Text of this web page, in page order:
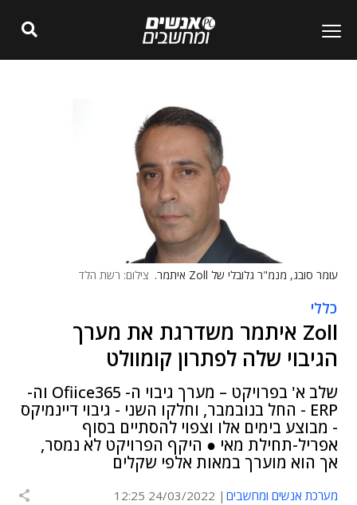
עומר סובג, מנמ"ר גלובלי של Zoll איתמר. צילום: רשת הלד
כללי
Zoll איתמר משדרגת את מערך
הגיבוי שלה לפתרון קומוולט
שלב א' בפרויקט – מערך גיבוי ה- Ofiice365 וה-
ERP - החל בנובמבר, וחלקו השני - גיבוי דיינמיקס
- מבוצע בימים אלו וצפוי להסתיים בסוף
אפריל-תחילת מאי ● היקף הפרויקט לא נמסר,
אך הוא מוערך במאות אלפי שקלים
מערכת אנשים ומחשבים 24/03/2022 12:25